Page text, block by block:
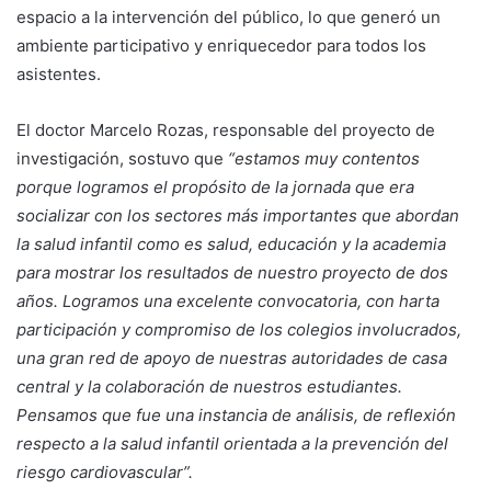
espacio a la intervención del público, lo que generó un
ambiente participativo y enriquecedor para todos los
asistentes.
El doctor Marcelo Rozas, responsable del proyecto de
investigación, sostuvo que “estamos muy contentos
porque logramos el propósito de la jornada que era
socializar con los sectores más importantes que abordan
la salud infantil como es salud, educación y la academia
para mostrar los resultados de nuestro proyecto de dos
años. Logramos una excelente convocatoria, con harta
participación y compromiso de los colegios involucrados,
una gran red de apoyo de nuestras autoridades de casa
central y la colaboración de nuestros estudiantes.
Pensamos que fue una instancia de análisis, de reflexión
respecto a la salud infantil orientada a la prevención del
riesgo cardiovascular”.